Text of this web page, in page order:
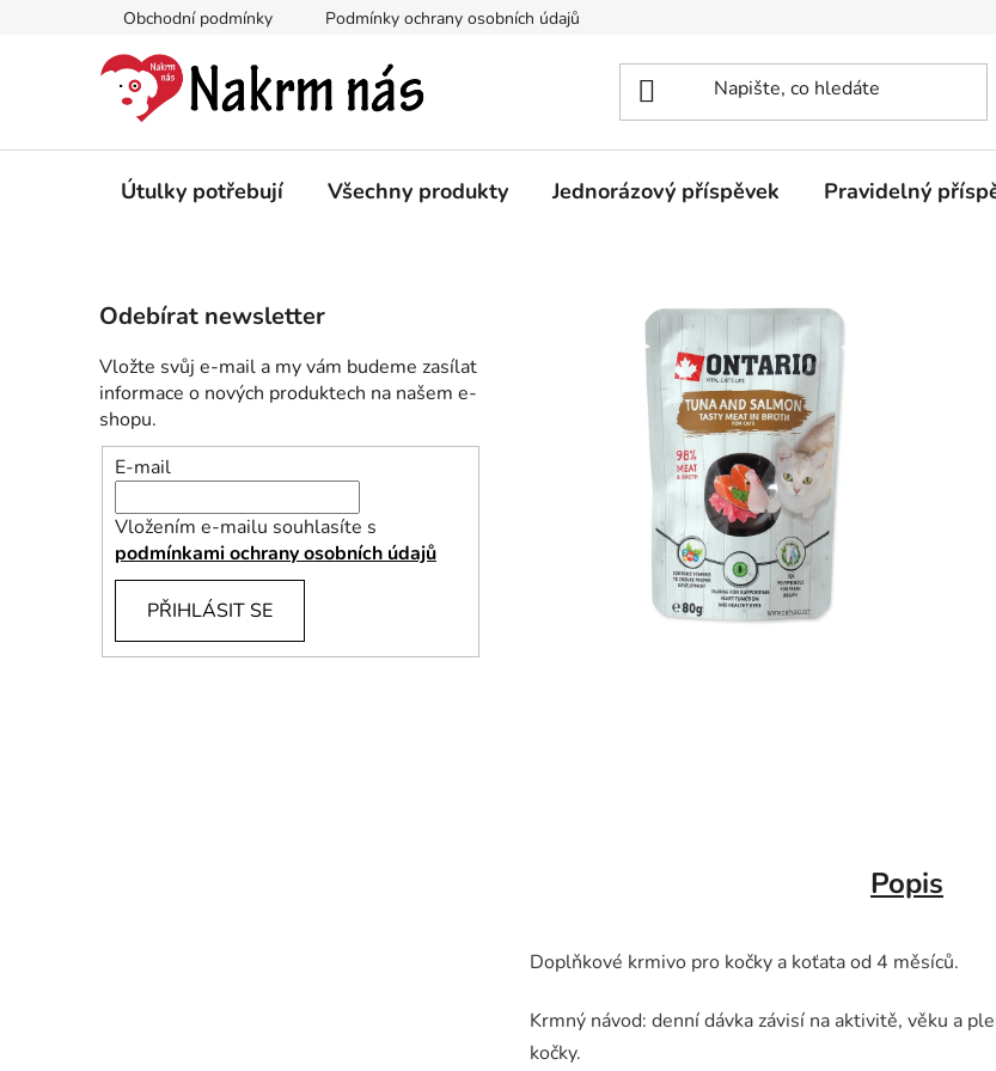
Obchodní podmínky Podmínky ochrany osobních údajů
Útulky potřebují Všechny produkty Jednorázový příspěvek Pravidelný
o
s
t
r
a
e
Odebírat newsletter
Vložte svůj e-mail a my vám budeme zasílat
informace o nových produktech na našem e-
shopu.
E-mail
Vložením e-mailu souhlasíte s
podmínkami ochrany osobních údajů
PŘIHLÁSIT SE
Popis
Doplňkové krmivo pro kočky a koťata od 4 měsíců.
Krmný návod: denní dávka závisí na aktivitě, věku a
kočky.